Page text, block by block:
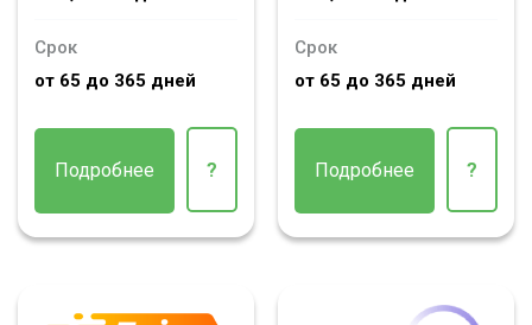
Срок
от 65 до 365 дней
Подробнее ?
Срок
от 65 до 365 дней
Подробнее ?